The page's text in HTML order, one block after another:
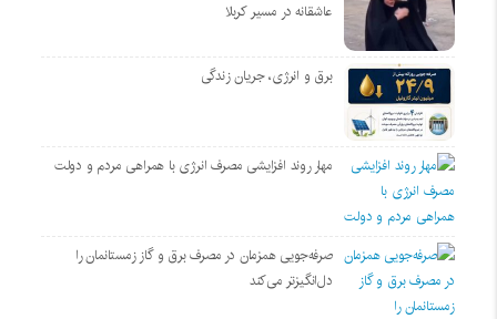
عاشقانه در مسیر کربلا
برق و انرژی، جریان زندگی
مهار روند افزایشی مصرف انرژی با همراهی مردم و دولت
صرفه‌جویی همزمان در مصرف برق و گاز زمستانمان را
دل‌انگیزتر می‌کند